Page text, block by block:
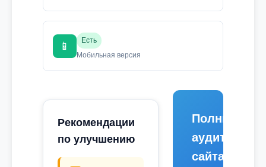
📱
Есть
Мобильная версия
Рекомендации
по улучшению
Полный
аудит
сайта